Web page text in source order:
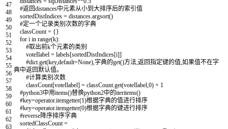
47
48
49
50
51
52
53
54
55
56
57
58
59
60
61
62
63
#返回distances中元素从小到大排序后的索引值
sortedDistIndices = distances argsort()
#定一个记录类别次数的字典
classCount = {}
for i in range(k):
#取出前k个元素的类别
voteIlabel = labels[sortedDistIndices[i]]
#dict.get(key,default=None),字典的get()方法,返回指定键的值,如果值不在字
典中返回默认值。
#计算类别次数
classCount[voteIlabel] = classCount get(voteIlabel 0) + 1
#python3中用items()替换python2中的iteritems()
#key=operator.itemgetter(1)根据字典的值进行排序
#key=operator.itemgetter(0)根据字典的键进行排序
#reverse降序排序字典
sortedClassCount =